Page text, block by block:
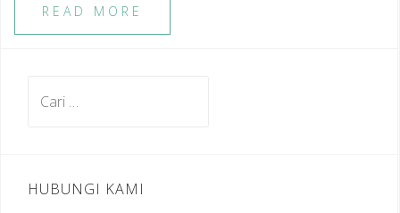
READ MORE
HUBUNGI KAMI